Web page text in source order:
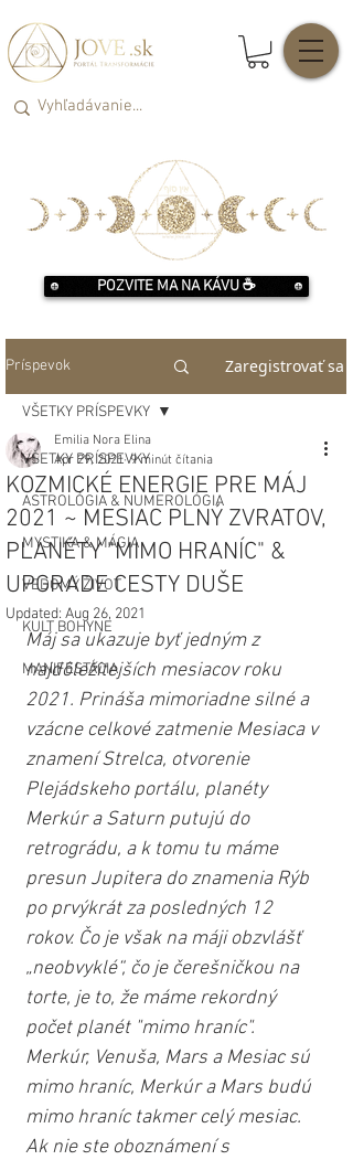
POZVITE MA NA KÁVU ☕️
Príspevok Zaregistrovať sa
VŠETKY PRÍSPEVKY
ASTROLÓGIA & NUMEROLÓGIA
MYSTIKA & MÁGIA
VEDOMÝ ŽIVOT
KULT BOHYNE
MANIFESTÁCIA
VŠETKY PRÍSPEVKY
KOZMICKÉ ENERGIE PRE MÁJ
2021 ~ MESIAC PLNÝ ZVRATOV,
PLANÉTY "MIMO HRANÍC" &
UPGRADE CESTY DUŠE
Emilia Nora Elina
Apr 29, 2021 9 minút čítania
Updated: Aug 26, 2021
Máj sa ukazuje byť jedným z
najdôležitejších mesiacov roku
2021. Prináša mimoriadne silné a
vzácne celkové zatmenie Mesiaca v
znamení Strelca, otvorenie
Plejádskeho portálu, planéty
Merkúr a Saturn putujú do
retrográdu, a k tomu tu máme
presun Jupitera do znamenia Rýb
po prvýkrát za posledných 12
rokov. Čo je však na máji obzvlášť
„neobvyklé“, čo je čerešničkou na
torte, je to, že máme rekordný
počet planét "mimo hraníc".
Merkúr, Venuša, Mars a Mesiac sú
mimo hraníc, Merkúr a Mars budú
mimo hraníc takmer celý mesiac.
Ak nie ste oboznámení s